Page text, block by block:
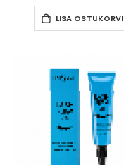
LISA OSTUKORVI